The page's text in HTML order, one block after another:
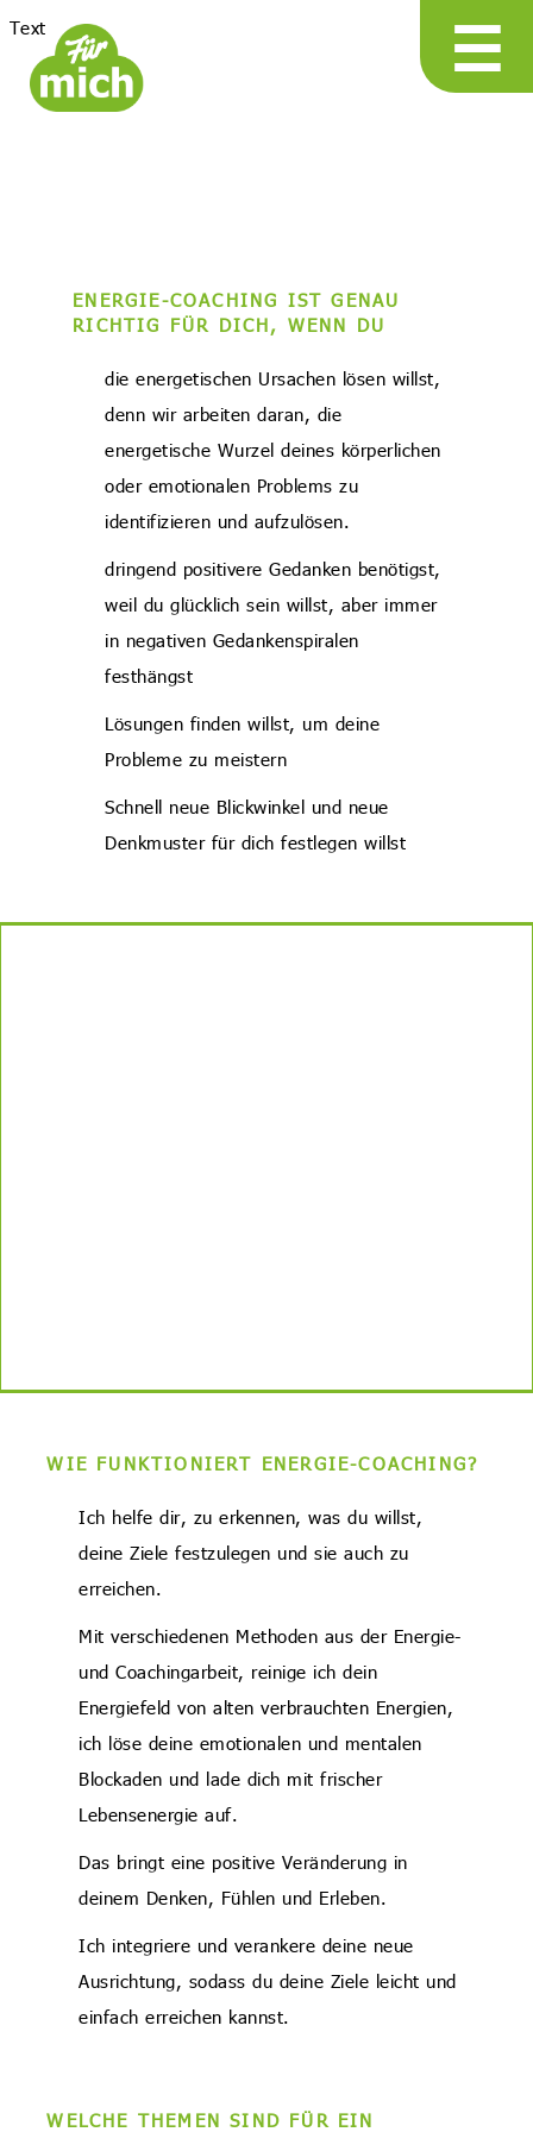
Text
ENERGIE-COACHING IST GENAU
RICHTIG FÜR DICH, WENN DU
die energetischen Ursachen lösen willst,
denn wir arbeiten daran, die
energetische Wurzel deines körperlichen
oder emotionalen Problems zu
identifizieren und aufzulösen.
dringend positivere Gedanken benötigst,
weil du glücklich sein willst, aber immer
in negativen Gedankenspiralen
festhängst
Lösungen finden willst, um deine
Probleme zu meistern
Schnell neue Blickwinkel und neue
Denkmuster für dich festlegen willst
WIE FUNKTIONIERT ENERGIE-COACHING?
Ich helfe dir, zu erkennen, was du willst,
deine Ziele festzulegen und sie auch zu
erreichen.
Mit verschiedenen Methoden aus der Energie-
und Coachingarbeit, reinige ich dein
Energiefeld von alten verbrauchten Energien,
ich löse deine emotionalen und mentalen
Blockaden und lade dich mit frischer
Lebensenergie auf.
Das bringt eine positive Veränderung in
deinem Denken, Fühlen und Erleben.
Ich integriere und verankere deine neue
Ausrichtung, sodass du deine Ziele leicht und
einfach erreichen kannst.
WELCHE THEMEN SIND FÜR EIN
☰